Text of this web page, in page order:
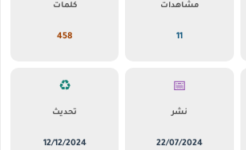
مشاهدات
11
كلمات
458
📅
نشر
22/07/2024
♻️
تحديث
12/12/2024